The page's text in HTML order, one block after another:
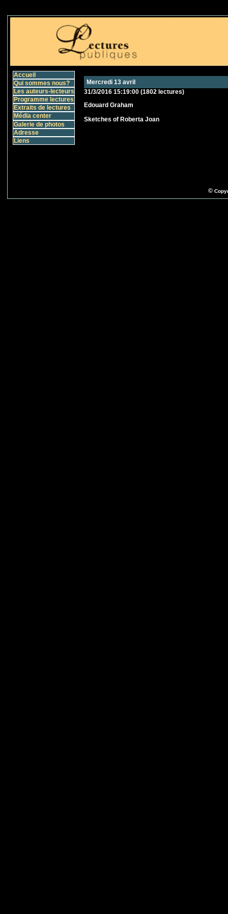
Accueil
Qui sommes nous?
Les auteurs-lecteurs
Programme lectures
Extraits de lectures
Média center
Galerie de photos
Adresse
Liens
Mercredi 13 avril
31/3/2016 15:19:00 (1802 lectures)
Edouard Graham
Sketches of Roberta Joan
©